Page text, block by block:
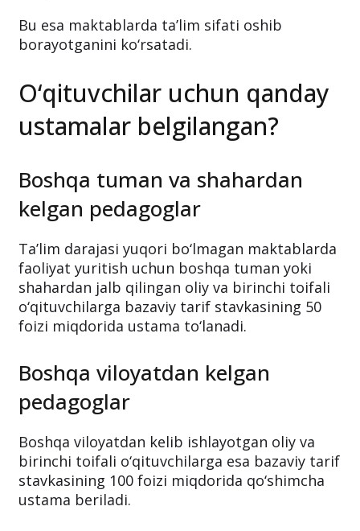
Bu esa maktablarda ta’lim sifati oshib
borayotganini ko‘rsatadi.
O‘qituvchilar uchun qanday
ustamalar belgilangan?
Boshqa tuman va shahardan
kelgan pedagoglar
Ta’lim darajasi yuqori bo‘lmagan maktablarda
faoliyat yuritish uchun boshqa tuman yoki
shahardan jalb qilingan oliy va birinchi toifali
o‘qituvchilarga bazaviy tarif stavkasining 50
foizi miqdorida ustama to‘lanadi.
Boshqa viloyatdan kelgan
pedagoglar
Boshqa viloyatdan kelib ishlayotgan oliy va
birinchi toifali o‘qituvchilarga esa bazaviy tarif
stavkasining 100 foizi miqdorida qo‘shimcha
ustama beriladi.